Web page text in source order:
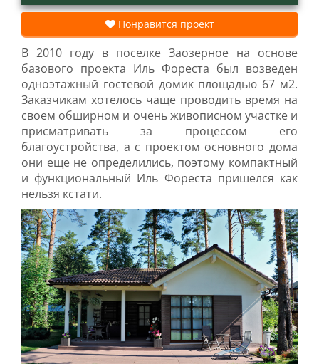
Понравится проект
В 2010 году в поселке Заозерное на основе
базового проекта Иль Фореста был возведен
одноэтажный гостевой домик площадью 67 м2.
Заказчикам хотелось чаще проводить время на
своем обширном и очень живописном участке и
присматривать за процессом его
благоустройства, а с проектом основного дома
они еще не определились, поэтому компактный
и функциональный Иль Фореста пришелся как
нельзя кстати.